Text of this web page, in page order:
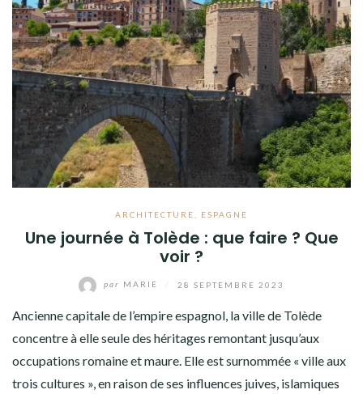
ARCHITECTURE ESPAGNE
Une journée à Tolède : que faire ? Que
voir ?
par MARIE 28 SEPTEMBRE 2023
Ancienne capitale de l’empire espagnol, la ville de Tolède
concentre à elle seule des héritages remontant jusqu’aux
occupations romaine et maure. Elle est surnommée « ville aux
trois cultures », en raison de ses influences juives, islamiques